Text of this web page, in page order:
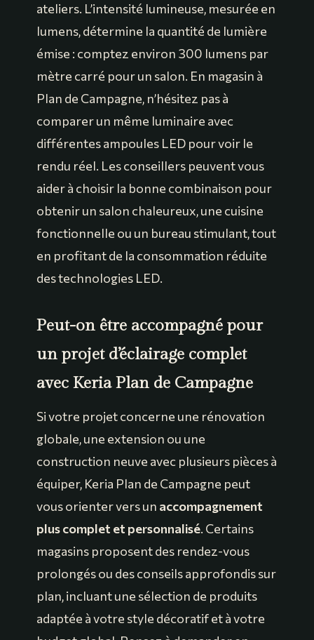
ateliers. L’intensité lumineuse, mesurée en
lumens, détermine la quantité de lumière
émise : comptez environ 300 lumens par
mètre carré pour un salon. En magasin à
Plan de Campagne, n’hésitez pas à
comparer un même luminaire avec
différentes ampoules LED pour voir le
rendu réel. Les conseillers peuvent vous
aider à choisir la bonne combinaison pour
obtenir un salon chaleureux, une cuisine
fonctionnelle ou un bureau stimulant, tout
en profitant de la consommation réduite
des technologies LED.
Peut-on être accompagné pour
un projet d’éclairage complet
avec Keria Plan de Campagne
Si votre projet concerne une rénovation
globale, une extension ou une
construction neuve avec plusieurs pièces à
équiper, Keria Plan de Campagne peut
vous orienter vers un accompagnement
plus complet et personnalisé. Certains
magasins proposent des rendez-vous
prolongés ou des conseils approfondis sur
plan, incluant une sélection de produits
adaptée à votre style décoratif et à votre